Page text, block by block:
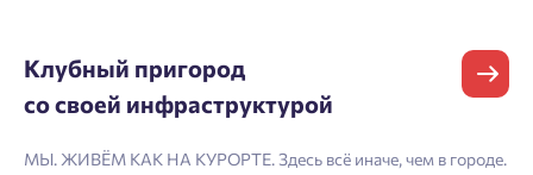
Фамилия
Клубный пригород
со своей инфраструктурой
МЫ. ЖИВЁМ КАК НА КУРОРТЕ. Здесь всё иначе, чем в городе.
Пожалуйста, оставьте ваши контакты и мы вам
перезвоним.
Добро пожаловать в личный
кабинет
Выбор города